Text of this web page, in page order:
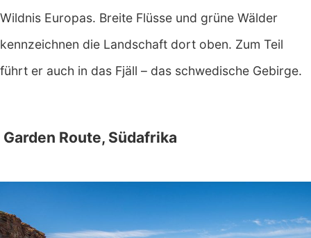
Wildnis Europas. Breite Flüsse und grüne Wälder
kennzeichnen die Landschaft dort oben. Zum Teil
führt er auch in das Fjäll – das schwedische Gebirge.
Garden Route, Südafrika